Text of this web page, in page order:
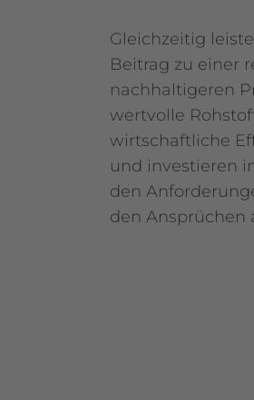
Gleichzeitig
Beitrag zu einer
nachhaltigeren
wertvolle
wirtschaftliche
und investieren
den
den Ansprüchen